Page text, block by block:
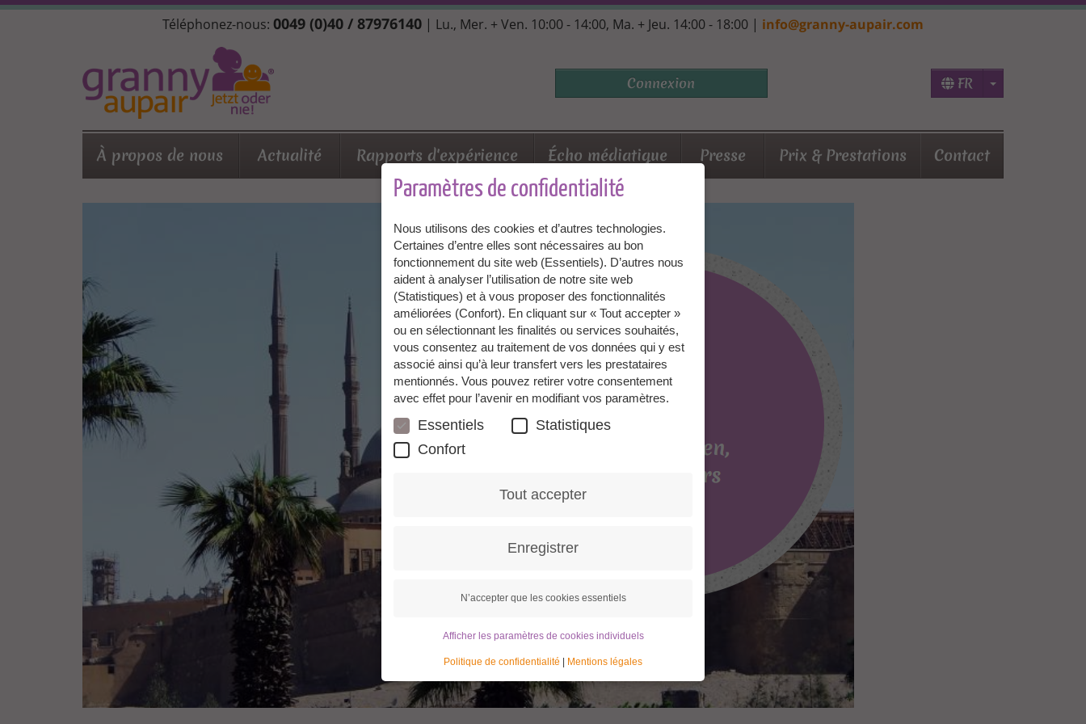
Aller
Téléphonez-nous: 0049 (0)40 / 87976140 | Lu., Mer. + Ven. 10:00 - 14:00, Ma. + Jeu. 14:00 - 18:00 | info@granny-aupair.com
Connexion FR Toggle
À propos de nous Actualité Rapports d'expérience Écho médiatique Presse Prix & Prestations Contact
Paramètres de confidentialité
Nous utilisons des cookies et d’autres technologies.
Certaines d’entre elles sont nécessaires au bon
fonctionnement du site web (Essentiels). D’autres nous
aident à analyser l’utilisation de notre site web
(Statistiques) et à vous proposer des fonctionnalités
améliorées (Confort). En cliquant sur « Tout accepter »
ou en sélectionnant les finalités ou services souhaités,
vous consentez au traitement de vos données qui y est
associé ainsi qu’à leur transfert vers les prestataires
mentionnés. Vous pouvez retirer votre consentement
avec effet pour l’avenir en modifiant vos paramètres.
Essentiels
Statistiques
Confort
Tout accepter
Enregistrer
N’accepter que les cookies essentiels
Afficher les paramètres de cookies individuels
Politique de confidentialité | Mentions légales